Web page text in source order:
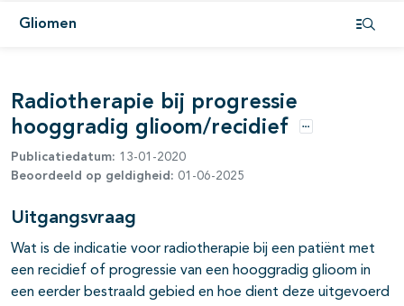
Gliomenopen- en dichtklappen
open- en dichtklappen
open- en dichtklappen
open- en dichtklappen
Radiotherapie bij progressie
hooggradig glioom/recidief
Opties
Publicatiedatum: 13-01-2020
Beoordeeld op geldigheid: 01-06-2025
Uitgangsvraag
Wat is de indicatie voor radiotherapie bij een patiënt met
een recidief of progressie van een hooggradig glioom in
een eerder bestraald gebied en hoe dient deze uitgevoerd